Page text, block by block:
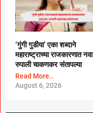
‘गुंगी गुडीया’ एका शब्दाने
महाराष्ट्राच्या राजकारणात
रुपाली चाकणकर संतापल्या
Read More..
August 6, 2026